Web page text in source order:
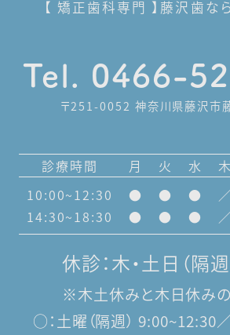
【 矯正歯科専門 】藤沢歯な
Tel. 0466-
〒251-0052 神奈川県藤沢市
診療時間 月 火 水 木
10:00~12:30
● ● ● ／
14:30~18:30
● ● ● ／
休診：木・土日（隔週
※木土休みと木日休み
○：土曜（隔週） 9:00~12:30